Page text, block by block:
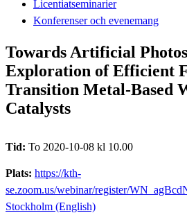
Licentiatseminarier
Konferenser och evenemang
Towards Artificial
Exploration of Efficient
Transition Metal-Based
Catalysts
Tid: To 2020-10-08 kl 10.00
Plats: https://kth-
se.zoom.us/webinar/register/
Stockholm (English)